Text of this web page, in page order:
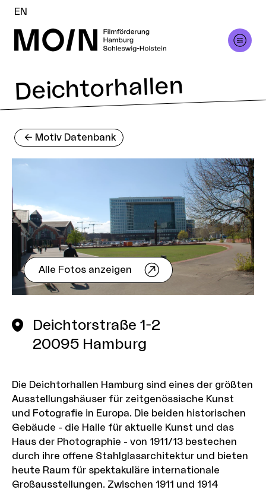
EN
Deichtorhallen
<- Motiv Datenbank
Alle Fotos anzeigen
Deichtorstraße 1-2
20095 Hamburg
Die Deichtorhallen Hamburg sind eines der größten
Ausstellungshäuser für zeitgenössische Kunst
und Fotografie in Europa. Die beiden historischen
Gebäude - die Halle für aktuelle Kunst und das
Haus der Photographie - von 1911/13 bestechen
durch ihre offene Stahlglasarchitektur und bieten
heute Raum für spektakuläre internationale
Großausstellungen. Zwischen 1911 und 1914